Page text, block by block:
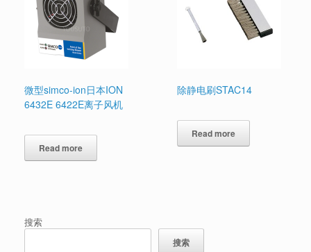
微型simco-ion日本ION
6432E 6422E离子风机
Read more
除静电刷STAC14
Read more
搜索
搜索